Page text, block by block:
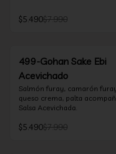
$5.490$7.990
499-Gohan Sake Ebi
Acevichado
Salmón furay, camarón
queso crema, palta
Salsa Acevichada.
$5.490$7.990